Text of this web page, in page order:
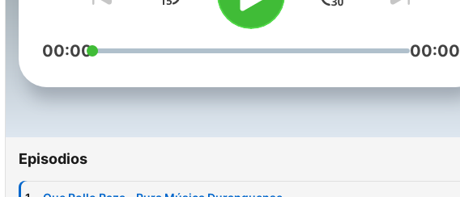
tu casa!
00:00 00:00
Episodios